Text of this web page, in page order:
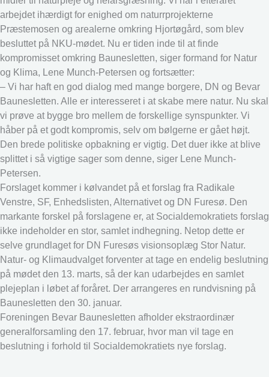
arbejdet ihærdigt for enighed om naturrprojekterne
Præstemosen og arealerne omkring Hjortøgård, som blev
besluttet på NKU-mødet. Nu er tiden inde til at finde
kompromisset omkring Baunesletten, siger formand for Natur
og Klima, Lene Munch-Petersen og fortsætter:
– Vi har haft en god dialog med mange borgere, DN og Bevar
Baunesletten. Alle er interesseret i at skabe mere natur. Nu skal
vi prøve at bygge bro mellem de forskellige synspunkter. Vi
håber på et godt kompromis, selv om bølgerne er gået højt.
Den brede politiske opbakning er vigtig. Det duer ikke at blive
splittet i så vigtige sager som denne, siger Lene Munch-
Petersen.
Forslaget kommer i kølvandet på et forslag fra Radikale
Venstre, SF, Enhedslisten, Alternativet og DN Furesø. Den
markante forskel på forslagene er, at Socialdemokratiets forslag
ikke indeholder en stor, samlet indhegning. Netop dette er
selve grundlaget for DN Furesøs visionsoplæg Stor Natur.
Natur- og Klimaudvalget forventer at tage en endelig beslutning
på mødet den 13. marts, så der kan udarbejdes en samlet
plejeplan i løbet af foråret. Der arrangeres en rundvisning på
Baunesletten den 30. januar.
Foreningen Bevar Baunesletten afholder ekstraordinær
generalforsamling den 17. februar, hvor man vil tage en
beslutning i forhold til Socialdemokratiets nye forslag.